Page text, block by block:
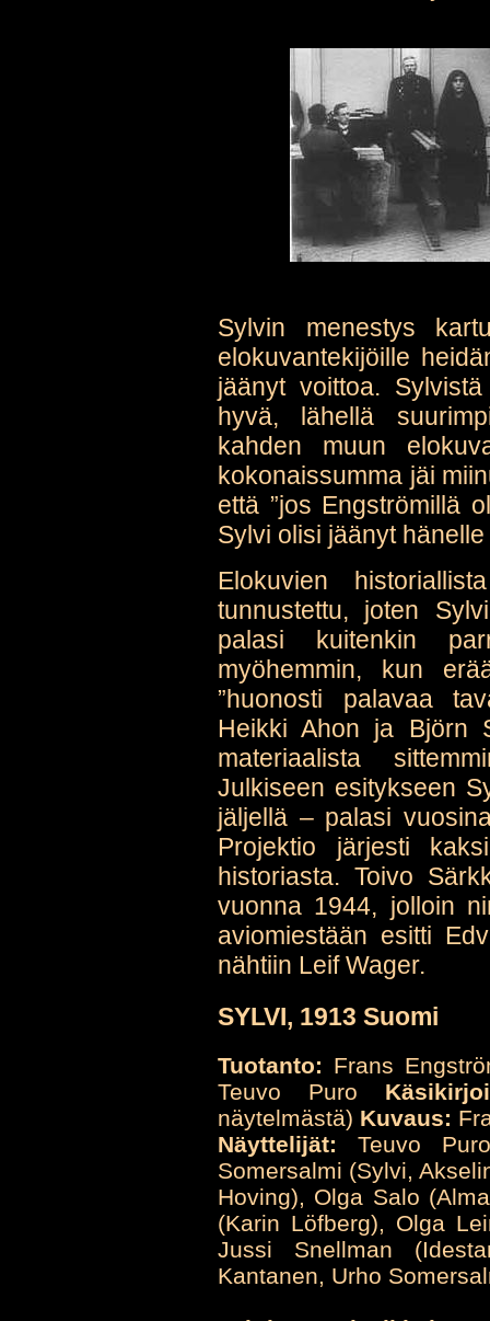
Sylvin menestys
elokuvantekijöille
jäänyt voittoa.
hyvä, lähellä
kahden muun
kokonaissumma jäi
että ”jos Engströmillä
Sylvi olisi jäänyt
Elokuvien
tunnustettu, joten
palasi kuitenkin
myöhemmin, kun
”huonosti palavaa
Heikki Ahon ja Björn
materiaalista
Julkiseen esitykseen
jäljellä – palasi
Projektio järjesti
historiasta. Toivo
vuonna 1944, jolloin
aviomiestään esitti
nähtiin Leif Wager.
SYLVI, 1913 Suomi
Tuotanto: Frans
Teuvo Puro
näytelmästä) Kuvaus:
Näyttelijät: Teuvo
Somersalmi (Sylvi,
Hoving), Olga Salo
(Karin Löfberg), Olga
Jussi Snellman
Kantanen, Urho